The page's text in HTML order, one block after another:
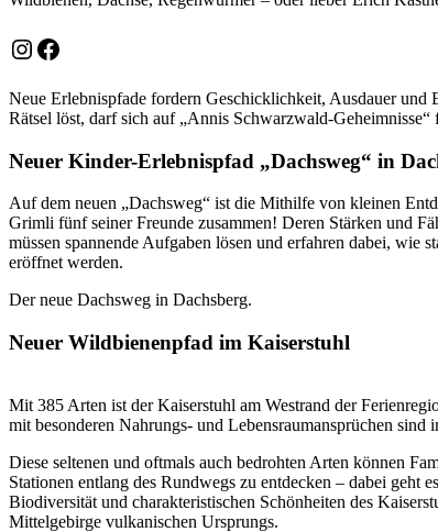
Instagram
Facebook
Neue Erlebnispfade fordern Geschicklichkeit, Ausdauer und
Rätsel löst, darf sich auf „Annis Schwarzwald-
Neuer Kinder-Erlebnispfad „Dachsweg“ in
Auf dem neuen „Dachsweg“ ist die Mithilfe von kleinen
Grimli fünf seiner Freunde zusammen! Deren Stärken und
müssen spannende Aufgaben lösen und erfahren dabei,
eröffnet werden.
Der neue Dachsweg in Dachsberg.
Neuer Wildbienenpfad im Kaiserstuhl
Mit 385 Arten ist der Kaiserstuhl am Westrand der
mit besonderen Nahrungs- und Lebensraumansprüchen sind
Diese seltenen und oftmals auch bedrohten Arten können
Stationen entlang des Rundwegs zu entdecken – dabei geht
Biodiversität und charakteristischen Schönheiten des
Mittelgebirge vulkanischen Ursprungs.